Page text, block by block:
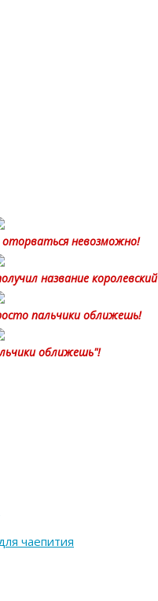
невозможно!
название королевский
пальчики оближешь!
оближешь"!
чаепития